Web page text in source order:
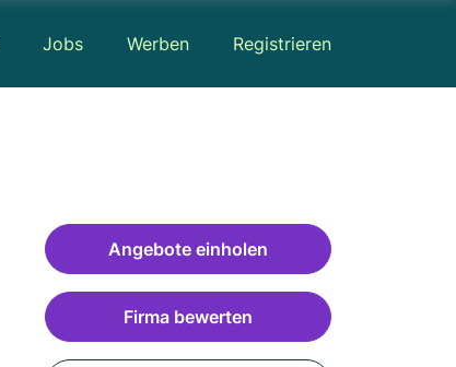
Jobs Werben Registrieren
Angebote einholen
Firma bewerten